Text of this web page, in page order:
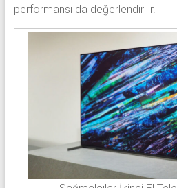
performansı da değerlendirilir.